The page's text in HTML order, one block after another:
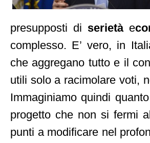
presupposti di serietàe
complesso. E’ vero, in
che aggregano tutto e il
utili solo a racimolare voti,
Immaginiamo quindi
progetto che non si fermi
punti a modificare nel